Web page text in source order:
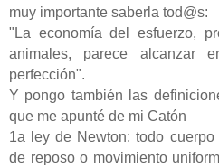
muy importante saberla tod@s:
"La economía del esfuerzo,
animales, parece alcanzar
perfección".
Y pongo también las
que me apunté de mi Catón
1a ley de Newton: todo
de reposo o movimiento